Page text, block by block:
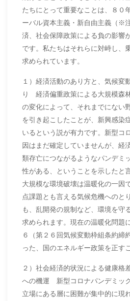
たちにとって重要なことは、８０
ーバル資本主義・新自由主義（※
済、社会保障政策による負の影響
です。私たちはそれらに対峙し、
求められています。
１）経済活動のあり方と、気候変
り 経済偏重政策による大規模森
の変化によって、それまでにない
を引き起こしたことが、新興感染
いるという説が有力です。新型コ
因はまだ確定していませんが、経
類存亡につながるようなパンデミ
性がある、ということを示したと
大規模な環境破壊は温暖化の一因
点課題とも言える気候危機へのと
も、乱開発の規制など、環境を守
求められます。現在の温暖化問題
６（第２６回気候変動枠組条約締
った、国のエネルギー政策を正す
２）社会経済的状況による健康格
への機運 新型コロナパンデミッ
立場にある層に困難が集中的に現